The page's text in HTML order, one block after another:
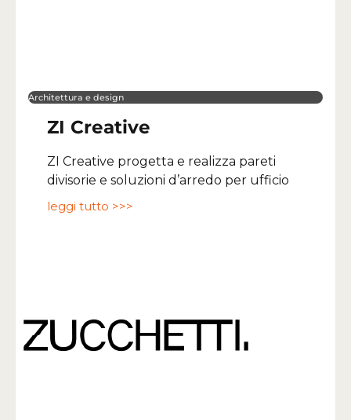
Architettura e design
ZI Creative
ZI Creative progetta e realizza pareti
divisorie e soluzioni d’arredo per ufficio
leggi tutto >>>